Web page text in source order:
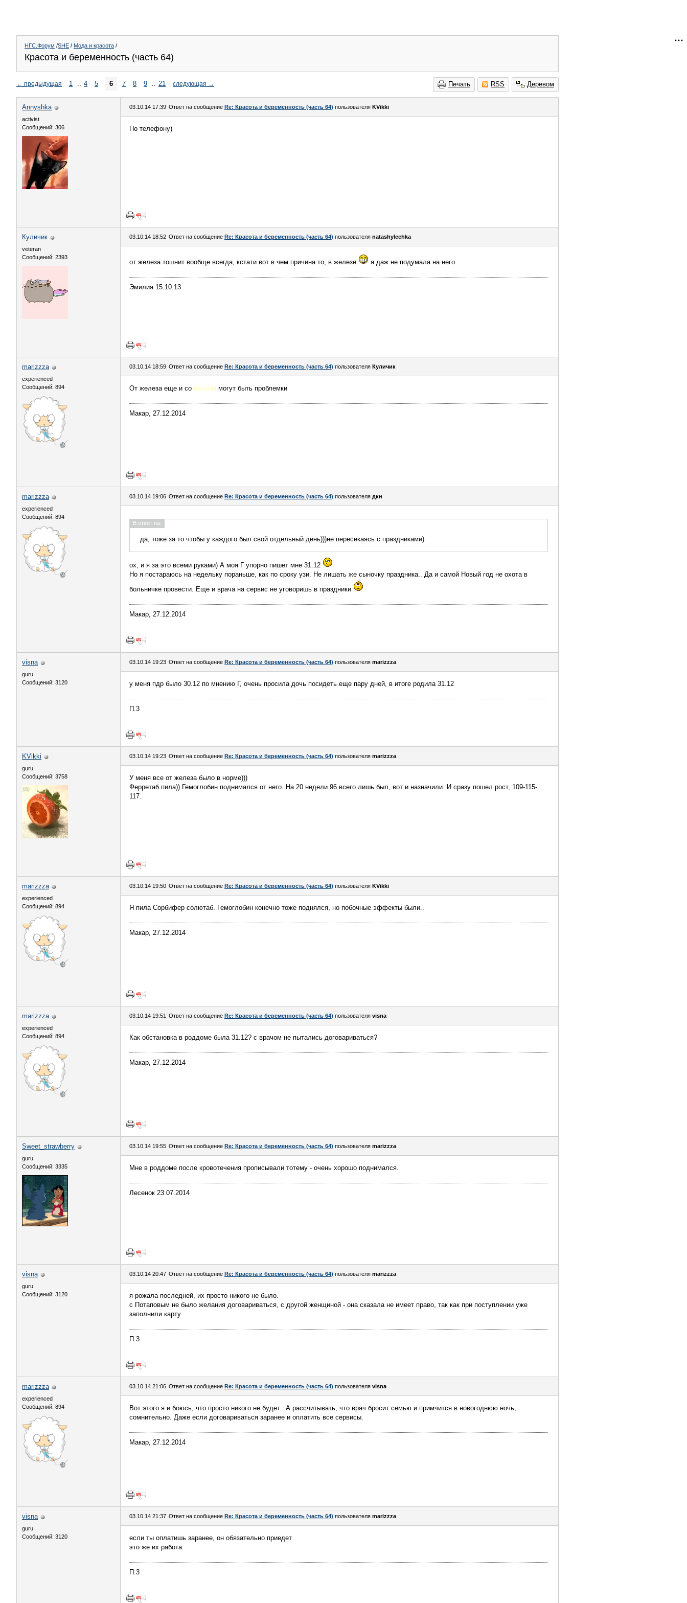
НГС.Форум /SHE / Мода и красота /
Красота и беременность (часть 64)
Печать RSS Деревом
← предыдущая 1 .. 4 5 6 7 8 9 .. 21 следующая →
Annyshka
activist
Сообщений: 306
03.10.14 17:39 Ответ на сообщение Re: Красота и беременность (часть 64) пользователя KVikki
По телефону)
Куличик
veteran
Сообщений: 2393
03.10.14 18:52 Ответ на сообщение Re: Красота и беременность (часть 64) пользователя natashylechka
от железа тошнит вообще всегда, кстати вот в чем причина то, в железе я даж не подумала на него
Эмилия 15.10.13
marizzza
experienced
Сообщений: 894
03.10.14 18:59 Ответ на сообщение Re: Красота и беременность (часть 64) пользователя Куличик
От железа еще и со стулом могут быть проблемки
Макар, 27.12.2014
marizzza
experienced
Сообщений: 894
03.10.14 19:06 Ответ на сообщение Re: Красота и беременность (часть 64) пользователя дкн
В ответ на:
да, тоже за то чтобы у каждого был свой отдельный день)))не пересекаясь с праздниками)
ох, и я за это всеми руками) А моя Г упорно пишет мне 31.12
Но я постараюсь на недельку пораньше, как по сроку узи. Не лишать же сыночку праздника.. Да и самой Новый год не охота в
больничке провести. Еще и врача на сервис не уговоришь в праздники
Макар, 27.12.2014
visna
guru
Сообщений: 3120
03.10.14 19:23 Ответ на сообщение Re: Красота и беременность (часть 64) пользователя marizzza
у меня пдр было 30.12 по мнению Г, очень просила дочь посидеть еще пару дней, в итоге родила 31.12
П.3
KVikki
guru
Сообщений: 3758
03.10.14 19:23 Ответ на сообщение Re: Красота и беременность (часть 64) пользователя marizzza
У меня все от железа было в норме)))
Ферретаб пила)) Гемоглобин поднимался от него. На 20 недели 96 всего лишь был, вот и назначили. И сразу пошел рост, 109-115-
117.
marizzza
experienced
Сообщений: 894
03.10.14 19:50 Ответ на сообщение Re: Красота и беременность (часть 64) пользователя KVikki
Я пила Сорбифер солютаб. Гемоглобин конечно тоже поднялся, но побочные эффекты были..
Макар, 27.12.2014
marizzza
experienced
Сообщений: 894
03.10.14 19:51 Ответ на сообщение Re: Красота и беременность (часть 64) пользователя visna
Как обстановка в роддоме была 31.12? с врачом не пытались договариваться?
Макар, 27.12.2014
Sweet_strawberry
guru
Сообщений: 3335
03.10.14 19:55 Ответ на сообщение Re: Красота и беременность (часть 64) пользователя marizzza
Мне в роддоме после кровотечения прописывали тотему - очень хорошо поднимался.
Лесенок 23.07.2014
visna
guru
Сообщений: 3120
03.10.14 20:47 Ответ на сообщение Re: Красота и беременность (часть 64) пользователя marizzza
я рожала последней, их просто никого не было.
с Потаповым не было желания договариваться, с другой женщиной - она сказала не имеет право, так как при поступлении уже
заполнили карту
П.3
marizzza
experienced
Сообщений: 894
03.10.14 21:06 Ответ на сообщение Re: Красота и беременность (часть 64) пользователя visna
Вот этого я и боюсь, что просто никого не будет.. А рассчитывать, что врач бросит семью и примчится в новогоднюю ночь,
сомнительно. Даже если договариваться заранее и оплатить все сервисы.
Макар, 27.12.2014
visna
guru
Сообщений: 3120
03.10.14 21:37 Ответ на сообщение Re: Красота и беременность (часть 64) пользователя marizzza
если ты оплатишь заранее, он обязательно приедет
это же их работа.
П.3